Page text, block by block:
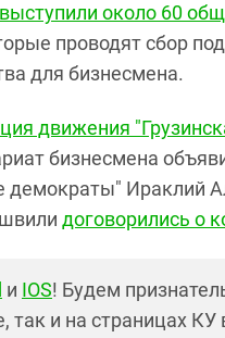
выступили около 60
проводят сбор
для бизнесмена.
движения
бизнесмена
Ираклий
договорились о
и IOS! Будем
и на страницах КУ